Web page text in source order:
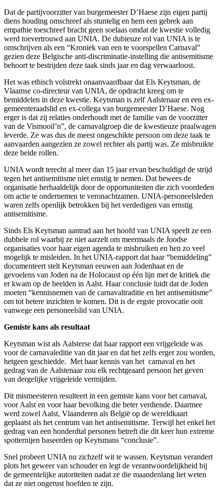
Dat de partijvoorzitter van burgemeester D’Haese zijn eigen partij
diens houding omschreef als stuntelig en hem een gebrek aan
empathie toeschreef bracht geen soelaas omdat de kwestie volledig
werd toevertrouwd aan UNIA. De dubieuze rol van UNIA is te
omschrijven als een “Kroniek van een te voorspellen Carnaval”
gezien deze Belgische anti-discriminatie-instelling die antisemitisme
behoort te bestrijden deze taak sinds jaar en dag verwaarloost.
Het was ethisch volstrekt onaanvaardbaar dat Els Keytsman, de
Vlaamse co-directeur van UNIA, de opdracht kreeg om te
bemiddelen in deze kwestie. Keytsman is zelf Aalstenaar en een ex-
gemeenteraadslid en ex-collega van burgemeester D’Haese. Nog
erger is dat zij relaties onderhoudt met de familie van de voorzitter
van de Vismooil’n”, de carnavalgroep die de kwestieuze praalwagen
leverde. Ze was dus de meest ongeschikte persoon om deze taak te
aanvaarden aangezien ze zowel rechter als partij was. Ze misbruikte
deze beide rollen.
UNIA wordt terecht al meer dan 15 jaar ervan beschuldigd de strijd
tegen het antisemitisme niet ernstig te nemen. Dat bewees de
organisatie herhaaldelijk door de opportuniteiten die zich voordeden
om actie te ondernemen te veronachtzamen. UNIA-personeelsleden
waren zelfs openlijk betrokken bij het verdedigen van ernstig
antisemitisme.
Sinds Els Keytsman aantrad aan het hoofd van UNIA speelt ze een
dubbele rol waarbij ze niet aarzelt om meermaals de Joodse
organisaties voor haar eigen agenda te misbruiken en hen zo veel
mogelijk te misleiden. In het UNIA-rapport dat haar “bemiddeling”
documenteert stelt Keytsman eeuwen aan Jodenhaat en de
gevoelens van Joden na de Holocaust op één lijn met de kritiek die
er kwam op de beelden in Aalst. Haar conclusie luidt dat de Joden
moeten “kennisnemen van de carnavaltraditie en het antisemitisme”
om tot betere inzichten te komen. Dit is de ergste provocatie ooit
vanwege een personeelslid van UNIA.
Gemiste kans als resultaat
Keytsman wist als Aalsterse dat haar rapport een vrijgeleide was
voor de carnavaleditie van dit jaar en dat het zelfs erger zou worden,
hetgeen geschiedde. Met haar kennis van het carnaval en het
gedrag van de Aalstenaar zou elk rechtgeaard persoon het geven
van dergelijke vrijgeleide vermijden.
Dit mismeesteren resulteert in een gemiste kans voor het carnaval,
voor Aalst en voor haar bevolking die beter verdiende. Daarmee
werd zowel Aalst, Vlaanderen als België op de wereldkaart
geplaatst als het centrum van het antisemitisme. Terwijl het enkel het
gedrag van een honderdtal personen betreft die dit keer hun extreme
spotternijen baseerden op Keytsmans “conclusie”.
Snel probeert UNIA nu zichzelf wit te wassen. Keytsman verandert
plots het geweer van schouder en legt de verantwoordelijkheid bij
de gemeentelijke autoriteiten nadat ze die maandenlang liet weten
dat ze niet ongerust hoefden te zijn.